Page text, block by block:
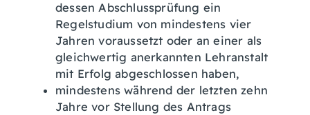
dessen Abschlussprüfung ein
Regelstudium von mindestens vier
Jahren voraussetzt oder an einer als
gleichwertig anerkannten Lehranstalt
mit Erfolg abgeschlossen haben,
mindestens während der letzten zehn
Jahre vor Stellung des Antrags